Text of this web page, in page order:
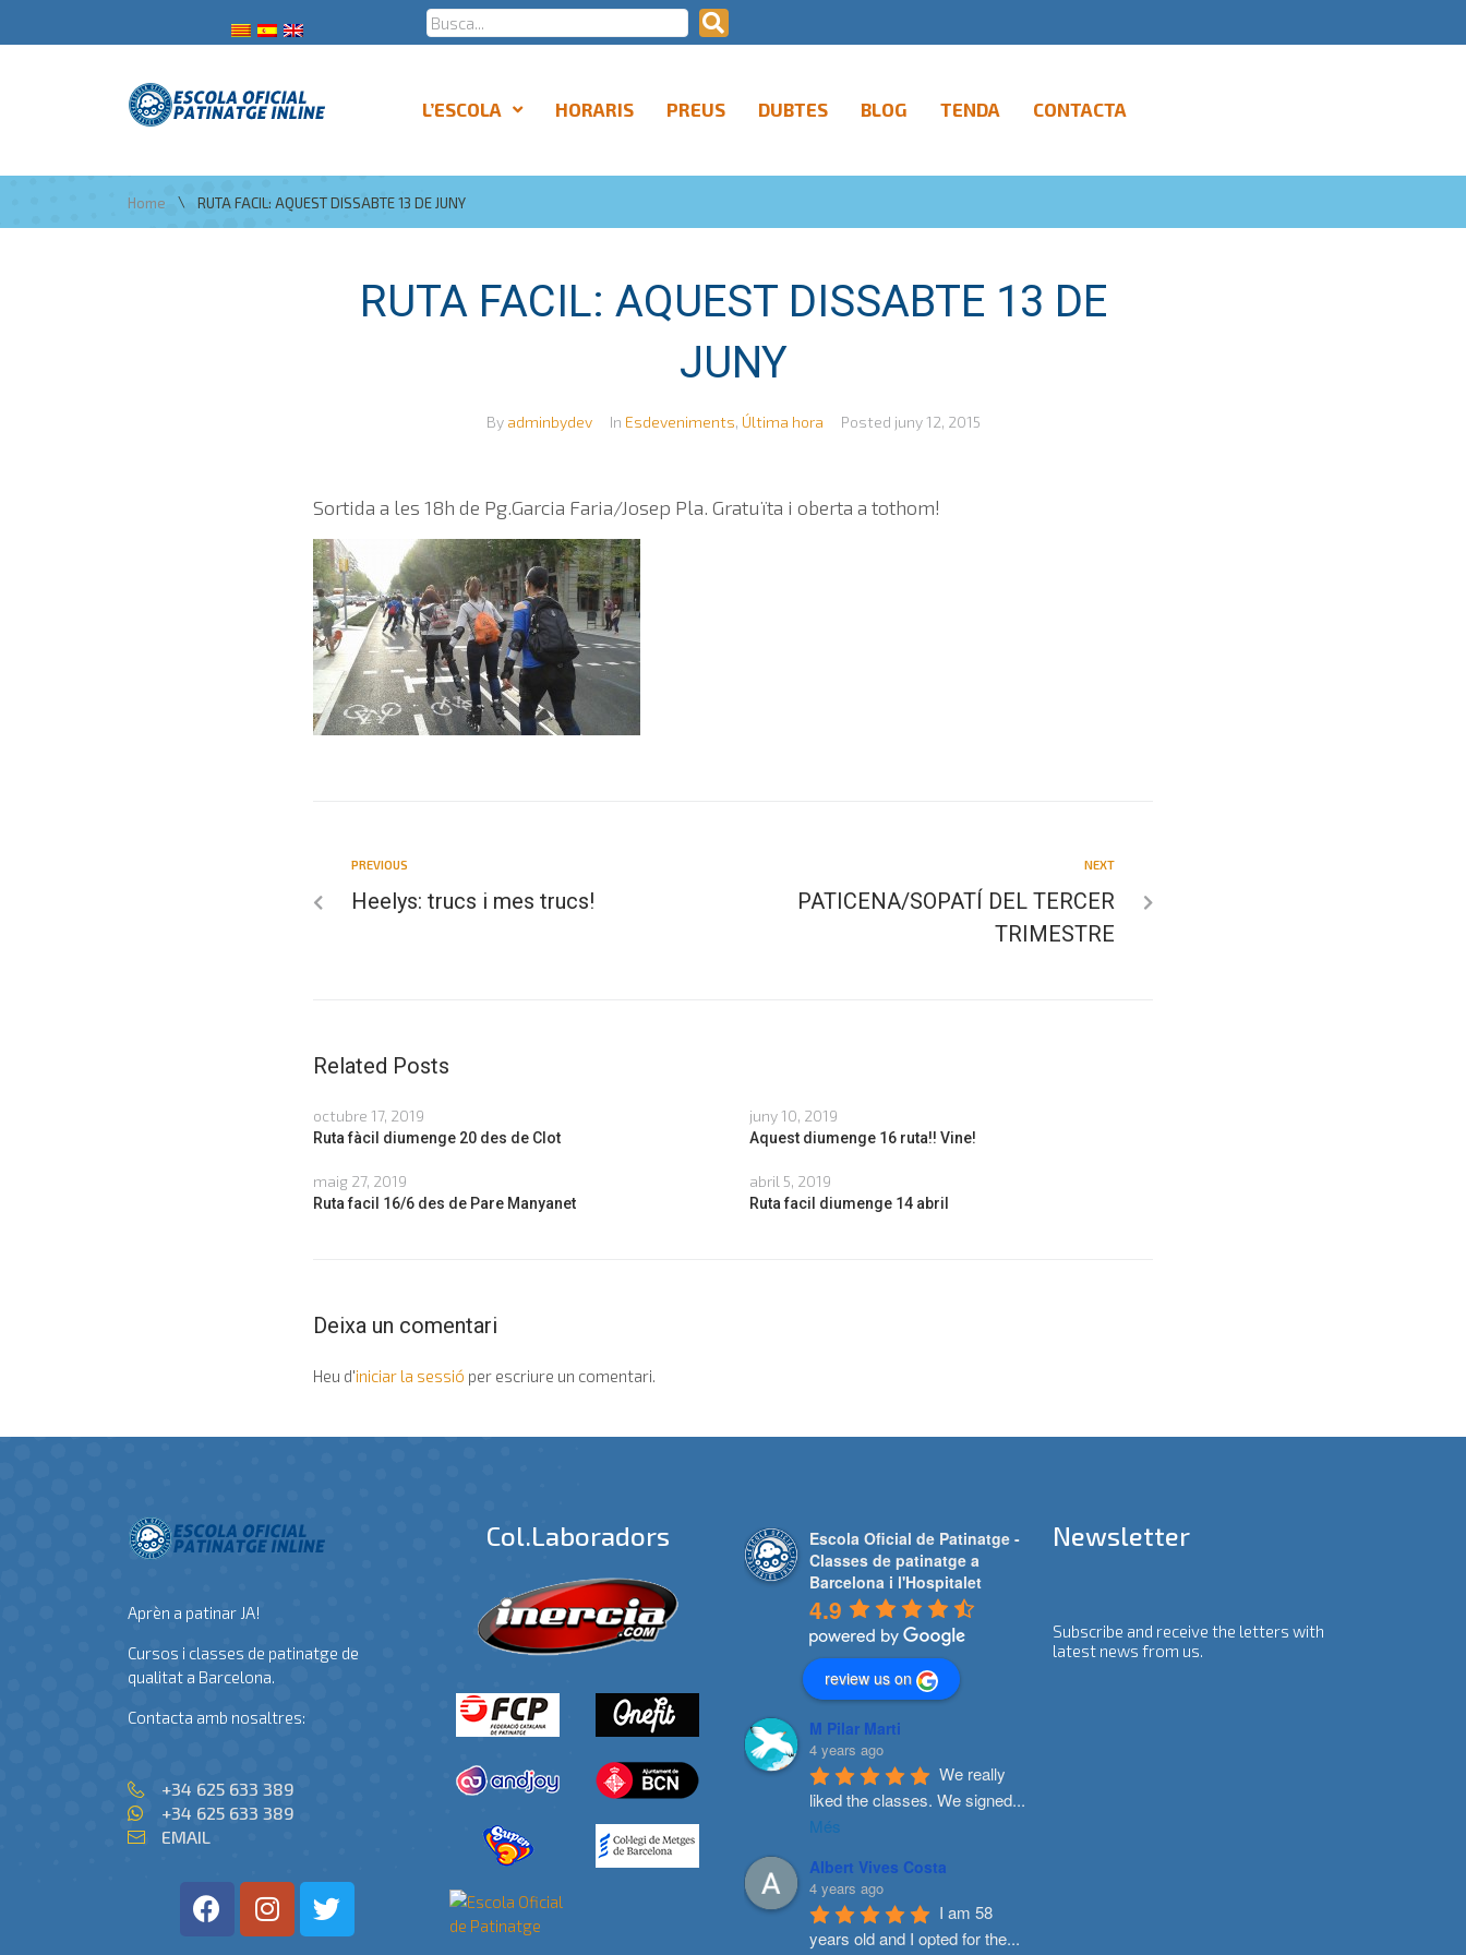
L’ESCOLA HORARIS PREUS DUBTES BLOG TENDA CONTACTA
Home \ RUTA FACIL: AQUEST DISSABTE 13 DE JUNY
RUTA FACIL: AQUEST DISSABTE 13 DE
JUNY
By adminbydev In Esdeveniments, Última hora Posted juny 12, 2015
Sortida a les 18h de Pg.Garcia Faria/Josep Pla. Gratuïta i oberta a tothom!
PREVIOUS
Heelys: trucs i mes trucs!
NEXT
PATICENA/SOPATÍ DEL TERCER
TRIMESTRE
Related Posts
octubre 17, 2019
Ruta fàcil diumenge 20 des de Clot
juny 10, 2019
Aquest diumenge 16 ruta!! Vine!
maig 27, 2019
Ruta facil 16/6 des de Pare Manyanet
abril 5, 2019
Ruta facil diumenge 14 abril
Deixa un comentari
Heu d'iniciar la sessió per escriure un comentari.
Aprèn a patinar JA!
Cursos i classes de patinatge de
qualitat a Barcelona.
Contacta amb nosaltres:
+34 625 633 389
+34 625 633 389
EMAIL
Col.laboradors
Escola Oficial de Patinatge -
Classes de patinatge a
Barcelona i l'Hospitalet
4.9
review us on
M Pilar Marti
4 years ago
We really
liked the classes. We signed...
Més
Albert Vives Costa
4 years ago
I am 58
years old and I opted for the...
Newsletter
Subscribe and receive the letters with
latest news from us.